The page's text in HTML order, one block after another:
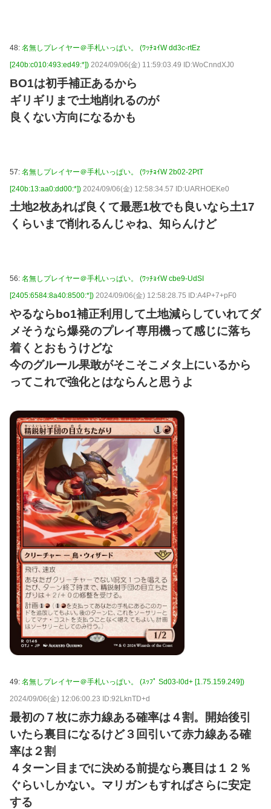
48: 名無しプレイヤー＠手札いっぱい。 (ﾜｯﾁｮｲW dd3c-rtEz
[240b:c010:493:ed49:*]) 2024/09/06(金) 11:59:03.49 ID:WoCnndXJ0
BO1は初手補正あるから
ギリギリまで土地削れるのが
良くない方向になるかも
57: 名無しプレイヤー＠手札いっぱい。 (ﾜｯﾁｮｲW 2b02-2PtT
[240b:13:aa0:dd00:*]) 2024/09/06(金) 12:58:34.57 ID:UARHOEKe0
土地2枚あれば良くて最悪1枚でも良いなら土17
くらいまで削れるんじゃね、知らんけど
56: 名無しプレイヤー＠手札いっぱい。 (ﾜｯﾁｮｲW cbe9-UdSI
[2405:6584:8a40:8500:*]) 2024/09/06(金) 12:58:28.75 ID:A4P+7+pF0
やるならbo1補正利用して土地減らしていれてダ
メそうなら爆発のプレイ専用機って感じに落ち
着くとおもうけどな
今のグルール果敢がそこそこメタ上にいるから
ってこれで強化とはならんと思うよ
49: 名無しプレイヤー＠手札いっぱい。 (ｽｯﾌﾟ Sd03-l0d+ [1.75.159.249])
2024/09/06(金) 12:06:00.23 ID:92LknTD+d
最初の７枚に赤力線ある確率は４割。開始後引
いたら裏目になるけど３回引いて赤力線ある確
率は２割
４ターン目までに決める前提なら裏目は１２％
ぐらいしかない。マリガンもすればさらに安定
する